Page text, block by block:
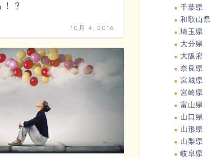
？
10月 4, 2016
千葉県
和歌山県
埼玉県
大分県
大阪府
奈良県
宮城県
宮崎県
富山県
山口県
山形県
山梨県
岐阜県